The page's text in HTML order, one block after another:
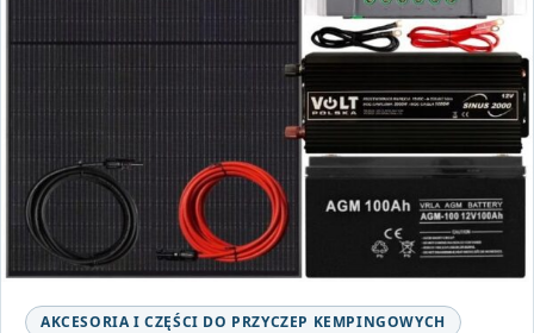
AKCESORIA I CZĘŚCI DO PRZYCZEP KEMPINGOWYCH